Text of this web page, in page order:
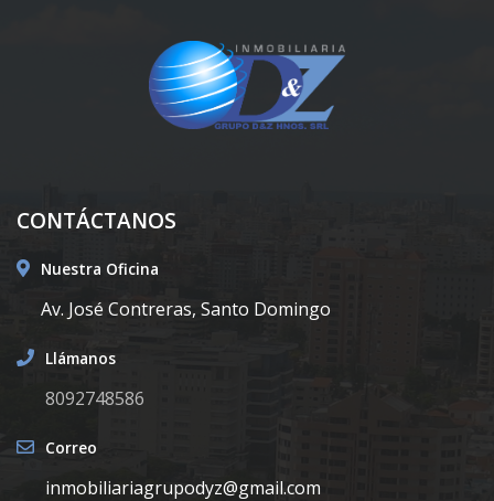
CONTÁCTANOS
Nuestra Oficina
Av. José Contreras, Santo Domingo
Llámanos
8092748586
Correo
inmobiliariagrupodyz@gmail.com